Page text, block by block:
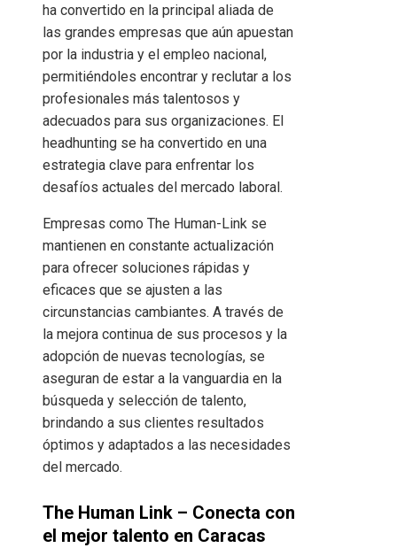
ha convertido en la principal aliada de
las grandes empresas que aún apuestan
por la industria y el empleo nacional,
permitiéndoles encontrar y reclutar a los
profesionales más talentosos y
adecuados para sus organizaciones. El
headhunting se ha convertido en una
estrategia clave para enfrentar los
desafíos actuales del mercado laboral.
Empresas como The Human-Link se
mantienen en constante actualización
para ofrecer soluciones rápidas y
eficaces que se ajusten a las
circunstancias cambiantes. A través de
la mejora continua de sus procesos y la
adopción de nuevas tecnologías, se
aseguran de estar a la vanguardia en la
búsqueda y selección de talento,
brindando a sus clientes resultados
óptimos y adaptados a las necesidades
del mercado.
The Human Link – Conecta con
el mejor talento en Caracas